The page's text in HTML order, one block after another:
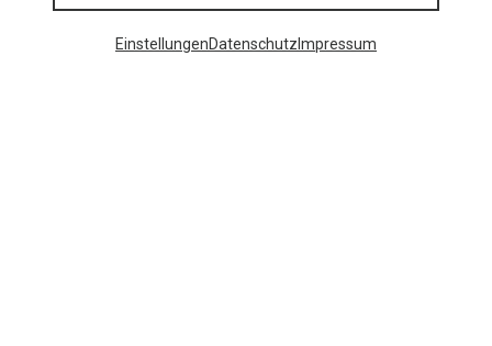
EinstellungenDatenschutz Impressum